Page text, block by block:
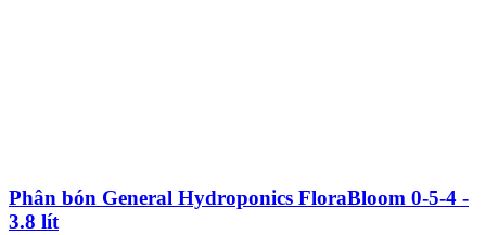
Phân bón General Hydroponics FloraBloom 0-5-4 -
3.8 lít